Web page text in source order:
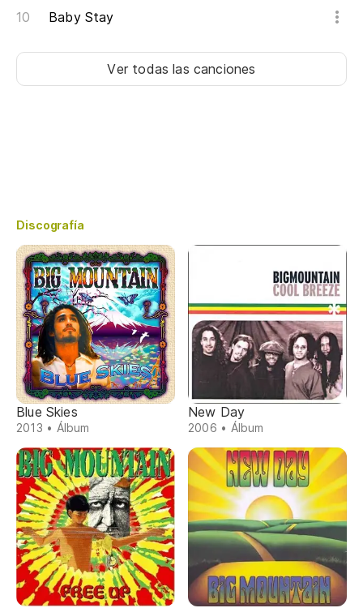
Baby Stay
Ver todas las canciones
Discografía
Blue Skies
2013 • Álbum
New Day
2006 • Álbum